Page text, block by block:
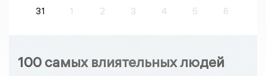
31
1 2 3 4 5 6
100 самых влиятельных людей